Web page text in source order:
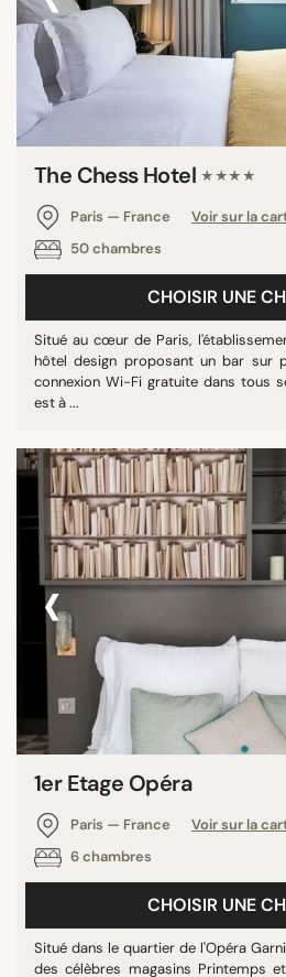
The Chess Hotel ★★★★
Paris — France
Voir sur la
50 chambres
CHOISIR UNE
Situé au cœur de Paris,
hôtel design proposant un bar sur
connexion Wi-Fi gratuite dans tous
est à ...
‹
1er Etage Opéra
Paris — France
Voir sur la
6 chambres
CHOISIR UNE
Situé dans le quartier de l'Opéra
des célèbres magasins Printemps